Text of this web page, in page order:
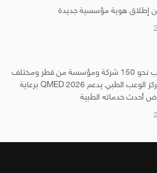
إطلاق هوية مؤسسية جديدة
الحدث يستقطب نحو 150 شركة ومؤسسة من قطر ومختلف
دول العالم… مركز الوعب الطبي يدعم QMED 2026 برعاية
أحدث خدماته الطبية